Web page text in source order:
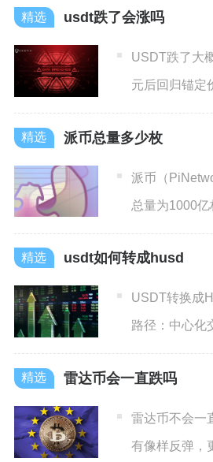
usdt跌了会涨吗
USDT跌了大
元后回归锚定
任危机下存在
派币总量多少枚
派币（
总量为1000
网阶段明确设
usdt如何转成husd
USDT转换成
路径：中心化
心化钱包闪兑
雷达币会一直跌吗
雷达币不会一
有像样反弹，